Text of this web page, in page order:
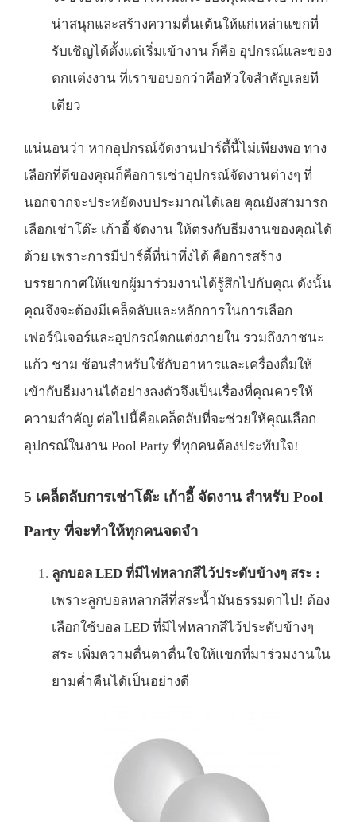
น่าสนุกและสร้างความตื่นเต้นให้แก่เหล่าแขกที่
รับเชิญได้ตั้งแต่เริ่มเข้างาน ก็คือ อุปกรณ์และของ
ตกแต่งงาน ที่เราขอบอกว่าคือหัวใจสำคัญเลยที
เดียว
แน่นอนว่า หากอุปกรณ์จัดงานปาร์ตี้นี้ไม่เพียงพอ ทาง
เลือกที่ดีของคุณก็คือการเช่าอุปกรณ์จัดงานต่างๆ ที่
นอกจากจะประหยัดงบประมาณได้เลย คุณยังสามารถ
เลือกเช่าโต๊ะ เก้าอี้ จัดงาน ให้ตรงกับธีมงานของคุณได้
ด้วย เพราะการมีปาร์ตี้ที่น่าทึ่งได้ คือการสร้าง
บรรยากาศให้แขกผู้มาร่วมงานได้รู้สึกไปกับคุณ ดังนั้น
คุณจึงจะต้องมีเคล็ดลับและหลักการในการเลือก
เฟอร์นิเจอร์และอุปกรณ์ตกแต่งภายใน รวมถึงภาชนะ
แก้ว ชาม ช้อนสำหรับใช้กับอาหารและเครื่องดื่มให้
เข้ากับธีมงานได้อย่างลงตัวจึงเป็นเรื่องที่คุณควรให้
ความสำคัญ ต่อไปนี้คือเคล็ดลับที่จะช่วยให้คุณเลือก
อุปกรณ์ในงาน Pool Party ที่ทุกคนต้องประทับใจ!
5 เคล็ดลับการเช่าโต๊ะ เก้าอี้ จัดงาน สำหรับ Pool
Party ที่จะทำให้ทุกคนจดจำ
ลูกบอล LED ที่มีไฟหลากสีไว้ประดับข้างๆ สระ :
เพราะลูกบอลหลากสีที่สระน้ำมันธรรมดาไป! ต้อง
เลือกใช้บอล LED ที่มีไฟหลากสีไว้ประดับข้างๆ
สระ เพิ่มความตื่นตาตื่นใจให้แขกที่มาร่วมงานใน
ยามค่ำคืนได้เป็นอย่างดี